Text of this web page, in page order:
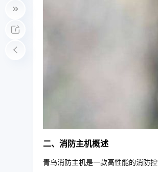
二、消防主机概述
青鸟消防主机是一款高性能的消防